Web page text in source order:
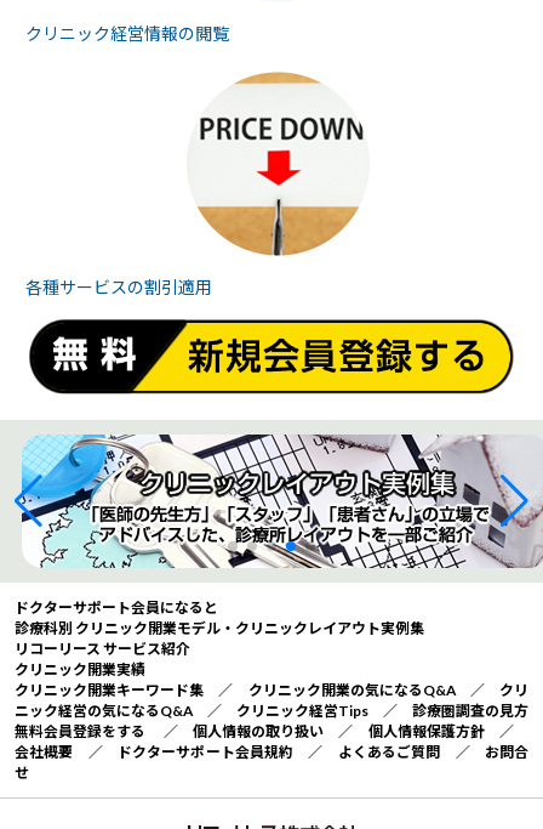
クリニック経営情報の閲覧
各種サービスの割引適用
ドクターサポート会員になると
診療科別 クリニック開業モデル・クリニックレイアウト実例集
リコーリース サービス紹介
クリニック開業実績
クリニック開業キーワード集 ／ クリニック開業の気になるQ&A／ クリ
ニック経営の気になるQ&A／ クリニック経営Tips／ 診療圏調査の見方
無料会員登録をする
／ 個人情報の取り扱い ／ 個人情報保護方針 ／
会社概要 ／ ドクターサポート会員規約 ／ よくあるご質問 ／ お問合
せ